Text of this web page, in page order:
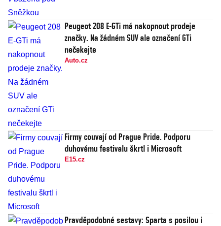
Peugeot 208 E-GTi má nakopnout prodeje
značky. Na žádném SUV ale označení GTi
nečekejte
Auto.cz
Firmy couvají od Prague Pride. Podporu
duhovému festivalu škrtl i Microsoft
E15.cz
Pravděpodobné sestavy: Sparta s posilou i